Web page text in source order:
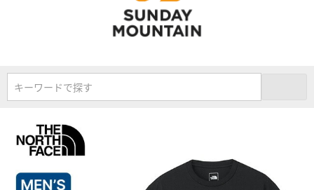
キーワードで探す